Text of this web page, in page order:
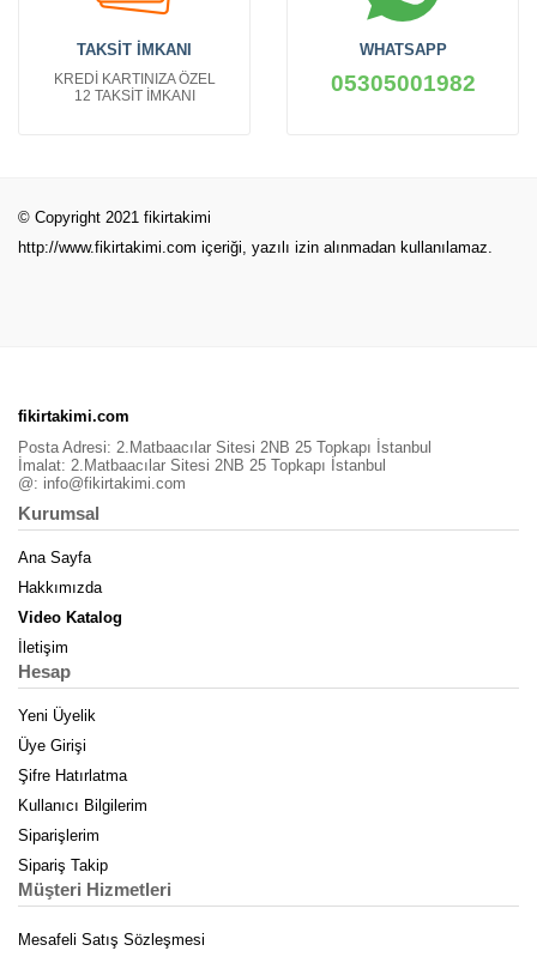
TAKSİT İMKANI
KREDİ KARTINIZA ÖZEL
12 TAKSİT İMKANI
WHATSAPP
05305001982
© Copyright 2021 fikirtakimi
http://www.fikirtakimi.com içeriği, yazılı izin alınmadan kullanılamaz.
fikirtakimi.com
Posta Adresi: 2.Matbaacılar Sitesi 2NB 25 Topkapı İstanbul
İmalat: 2.Matbaacılar Sitesi 2NB 25 Topkapı İstanbul
@: info@fikirtakimi.com
Kurumsal
Ana Sayfa
Hakkımızda
Video Katalog
İletişim
Hesap
Yeni Üyelik
Üye Girişi
Şifre Hatırlatma
Kullanıcı Bilgilerim
Siparişlerim
Sipariş Takip
Müşteri Hizmetleri
Mesafeli Satış Sözleşmesi